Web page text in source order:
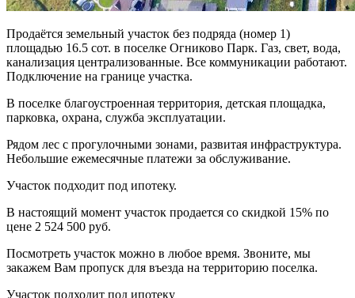
Продаётся земельный участок без подряда (номер 1)
площадью 16.5 сот. в поселке Огниково Парк. Газ, свет, вода,
канализация централизованные. Все коммуникации работают.
Подключение на границе участка.
В поселке благоустроенная территория, детская площадка,
парковка, охрана, служба эксплуатации.
Рядом лес с прогулочными зонами, развитая инфраструктура.
Небольшие ежемесячные платежи за обслуживание.
Участок подходит под ипотеку.
В настоящий момент участок продается со скидкой 15% по
цене 2 524 500 руб.
Посмотреть участок можно в любое время. Звоните, мы
закажем Вам пропуск для въезда на территорию поселка.
Участок подходит под ипотеку